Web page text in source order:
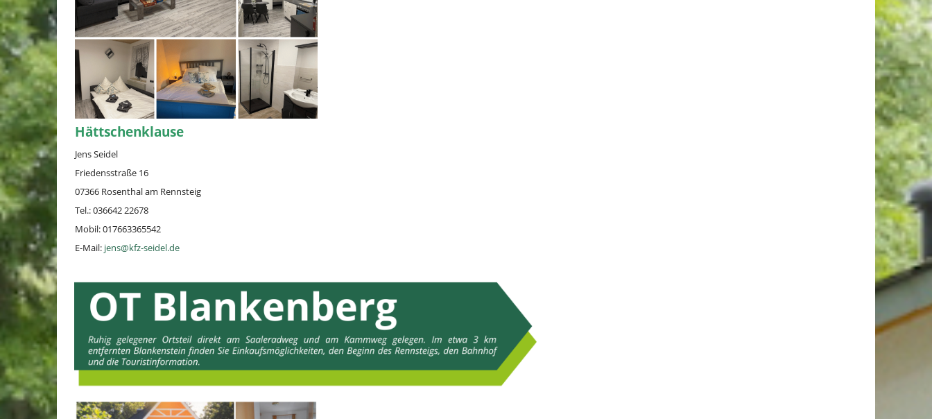
Hättschenklause
Jens Seidel
Friedensstraße 16
07366 Rosenthal am Rennsteig
Tel.: 036642 22678
Mobil: 017663365542
E-Mail: jens@kfz-seidel.de